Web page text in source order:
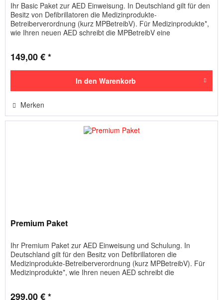
Ihr Basic Paket zur AED Einweisung. In Deutschland gilt für den
Besitz von Defibrillatoren die Medizinprodukte-
Betreiberverordnung (kurz MPBetreibV). Für Medizinprodukte*,
wie Ihren neuen AED schreibt die MPBetreibV eine
149,00 € *
In den Warenkorb
Merken
Premium Paket
Ihr Premium Paket zur AED Einweisung und Schulung. In
Deutschland gilt für den Besitz von Defibrillatoren die
Medizinprodukte-Betreiberverordnung (kurz MPBetreibV). Für
Medizinprodukte*, wie Ihren neuen AED schreibt die
299,00 € *